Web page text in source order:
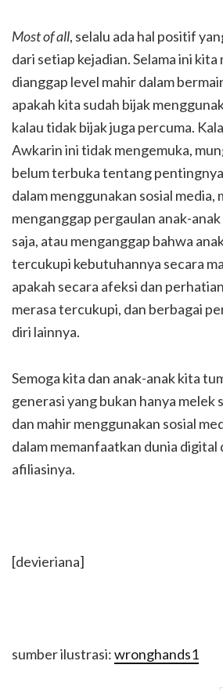
Most of all, selalu ada hal positif
dari setiap kejadian. Selama ini
dianggap level mahir dalam
apakah kita sudah bijak
kalau tidak bijak juga percuma.
Awkarin ini tidak mengemuka,
belum terbuka tentang
dalam menggunakan sosial media,
menganggap pergaulan anak-
saja, atau menganggap bahwa
tercukupi kebutuhannya secara
apakah secara afeksi dan
merasa tercukupi, dan berbagai
diri lainnya.
Semoga kita dan anak-anak kita
generasi yang bukan hanya melek
dan mahir menggunakan sosial
dalam memanfaatkan dunia digital
afiliasinya.
[devieriana]
sumber ilustrasi:wronghands1